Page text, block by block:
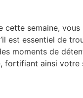
cette semaine,
est essentiel de
moments de
fortifiant ainsi votre